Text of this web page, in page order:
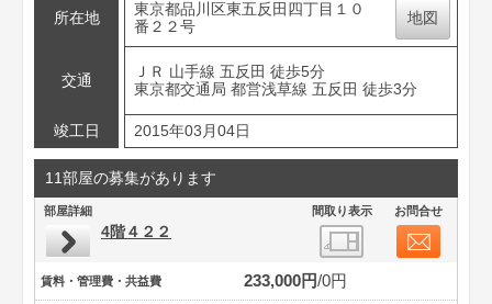
所在地
東京都品川区東五反田四丁目１０
番２２号
地図
交通
ＪＲ 山手線 五反田 徒歩5分
東京都交通局 都営浅草線 五反田 徒歩3分
竣工日 2015年03月04日
11部屋の募集があります
部屋詳細 間取り表示 お問合せ
4階４２２
賃料・管理費・共益費 233,000円 0円